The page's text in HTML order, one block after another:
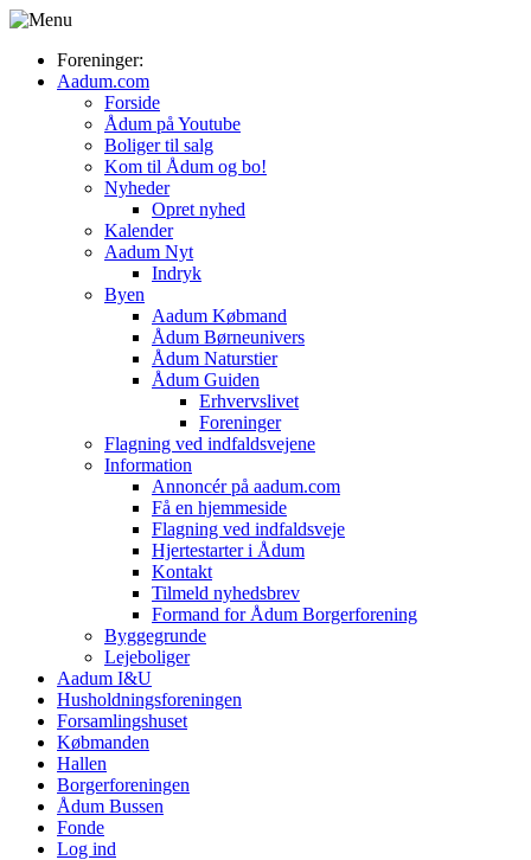
Foreninger:
Aadum.com
Forside
Ådum på Youtube
Boliger til salg
Kom til Ådum og bo!
Nyheder
Opret nyhed
Kalender
Aadum Nyt
Indryk
Byen
Aadum Købmand
Ådum Børneunivers
Ådum Naturstier
Ådum Guiden
Erhvervslivet
Foreninger
Flagning ved indfaldsvejene
Information
Annoncér på aadum.com
Få en hjemmeside
Flagning ved indfaldsveje
Hjertestarter i Ådum
Kontakt
Tilmeld nyhedsbrev
Formand for Ådum Borgerforening
Byggegrunde
Lejeboliger
Aadum I&U
Husholdningsforeningen
Forsamlingshuset
Købmanden
Hallen
Borgerforeningen
Ådum Bussen
Fonde
Log ind